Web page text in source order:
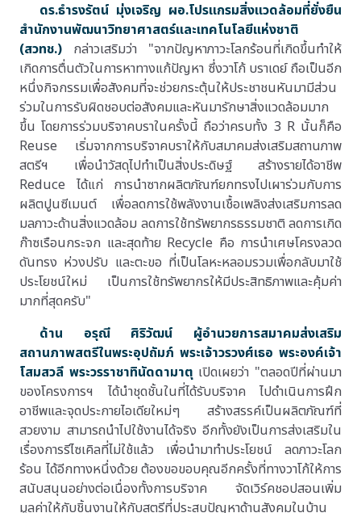
ดร.ธำรงรัตน์ มุ่งเจริญ ผอ.โปรแกรมสิ่งแวดล้อมที่ยั่งยืน
สำนักงานพัฒนาวิทยาศาสตร์และเทคโนโลยีแห่งชาติ
(สวทช.) กล่าวเสริมว่า "จากปัญหาภาวะโลกร้อนที่เกิดขึ้นทำให้
เกิดการตื่นตัวในการหาทางแก้ปัญหา ซึ่งวาโก้ บราเดย์ ถือเป็นอีก
หนึ่งกิจกรรมเพื่อสังคมที่จะช่วยกระตุ้นให้ประชาชนหันมามีส่วน
ร่วมในการรับผิดชอบต่อสังคมและหันมารักษาสิ่งแวดล้อมมาก
ขึ้น โดยการร่วมบริจาคบราในครั้งนี้ ถือว่าครบทั้ง 3 R นั้นก็คือ
Reuse เริ่มจากการบริจาคบราให้กับสมาคมส่งเสริมสถานภาพ
สตรีฯ เพื่อนำวัสดุไปทำเป็นสิ่งประดิษฐ์ สร้างรายได้อาชีพ
Reduce ได้แก่ การนำซากผลิตภัณฑ์ยกทรงไปเผาร่วมกับการ
ผลิตปูนซีเมนต์ เพื่อลดการใช้พลังงานเชื้อเพลิงส่งเสริมการลด
มลภาวะด้านสิ่งแวดล้อม ลดการใช้ทรัพยากรธรรมชาติ ลดการเกิด
ก๊าซเรือนกระจก และสุดท้าย Recycle คือ การนำเศษโครงลวด
ดันทรง ห่วงปรับ และตะขอ ที่เป็นโลหะหลอมรวมเพื่อกลับมาใช้
ประโยชน์ใหม่ เป็นการใช้ทรัพยากรให้มีประสิทธิภาพและคุ้มค่า
มากที่สุดครับ"
ด้าน อรุณี ศิริวัฒน์ ผู้อำนวยการสมาคมส่งเสริม
สถานภาพสตรีในพระอุปถัมภ์ พระเจ้าวรวงศ์เธอ พระองค์เจ้า
โสมสวลี พระวรราชาทินัดดามาตุเปิดเผยว่า "ตลอดปีที่ผ่านมา
ของโครงการฯ ได้นำชุดชั้นในที่ได้รับบริจาค ไปดำเนินการฝึก
อาชีพและจุดประกายไอเดียใหม่ๆ สร้างสรรค์เป็นผลิตภัณฑ์ที่
สวยงาม สามารถนำไปใช้งานได้จริง อีกทั้งยังเป็นการส่งเสริมใน
เรื่องการรีไซเคิลที่ไม่ใช้แล้ว เพื่อนำมาทำประโยชน์ ลดภาวะโลก
ร้อน ได้อีกทางหนึ่งด้วย ต้องขอขอบคุณอีกครั้งที่ทางวาโก้ให้การ
สนับสนุนอย่างต่อเนื่องทั้งการบริจาค จัดเวิร์คชอปสอนเพิ่ม
มูลค่าให้กับชิ้นงานให้กับสตรีที่ประสบปัญหาด้านสังคมในบ้าน